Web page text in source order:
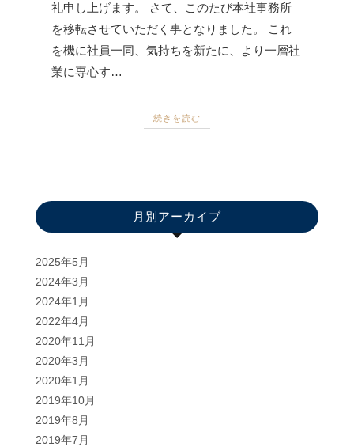
礼申し上げます。 さて、このたび本社事務所
を移転させていただく事となりました。 これ
を機に社員一同、気持ちを新たに、より一層社
業に専心す…
続きを読む
月別アーカイブ
2025年5月
2024年3月
2024年1月
2022年4月
2020年11月
2020年3月
2020年1月
2019年10月
2019年8月
2019年7月